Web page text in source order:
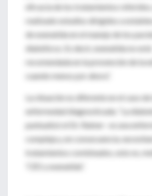
eficacia de los tratamientos referidos,
realizado estudios dirigidos a
de exenatida en el manejo de los
diabéticos. Es decir, exenatida no está
recomendada en la prevención de la
cuando menos por ahora”.
La situación es diferente en el caso de
enfermedad diagnosticada. “La
puntualizó el Dr. Ratner– es una
compleja y, en consecuencia,
tratamientos combinados, esto es,
TZD y exenatida”.